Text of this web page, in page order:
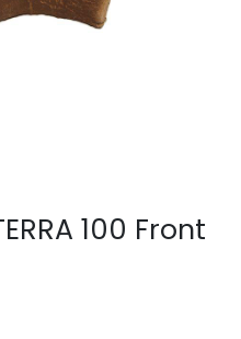
100 Front